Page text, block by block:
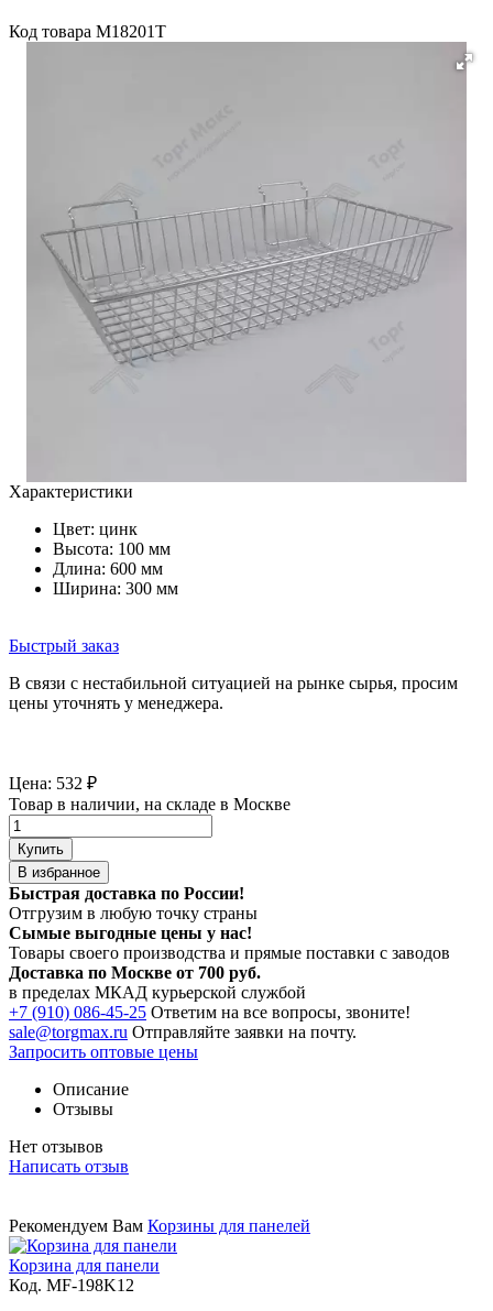
Код товара M18201Т
Характеристики
Цвет: цинк
Высота: 100 мм
Длина: 600 мм
Ширина: 300 мм
Быстрый заказ
В связи с нестабильной ситуацией на рынке сырья, просим
цены уточнять у менеджера.
Цена: 532 ₽
Товар в наличии, на складе в Москве
Купить
В избранное
Быстрая доставка по России!
Отгрузим в любую точку страны
Сымые выгодные цены у нас!
Товары своего производства и прямые поставки с заводов
Доставка по Москве от 700 руб.
в пределах МКАД курьерской службой
+7 (910) 086-45-25 Ответим на все вопросы, звоните!
sale@torgmax.ru Отправляйте заявки на почту.
Запросить оптовые цены
Описание
Отзывы
Нет отзывов
Написать отзыв
Рекомендуем Вам Корзины для панелей
Корзина для панели
Код. MF-198K12